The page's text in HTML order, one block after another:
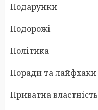
Подарунки
Подорожі
Політика
Поради та лайфхаки
Приватна властність